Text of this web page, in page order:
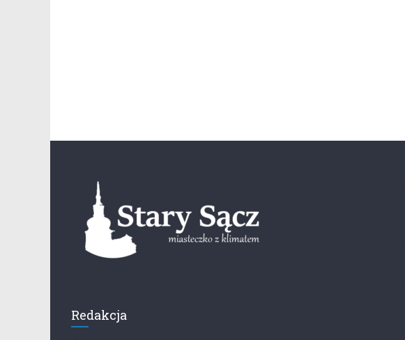
Redakcja